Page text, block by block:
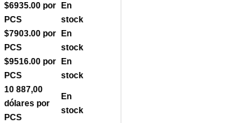
$6935.00 por
PCS
En
stock
$7903.00 por
PCS
En
stock
$9516.00 por
PCS
En
stock
10 887,00
dólares por
PCS
En
stock